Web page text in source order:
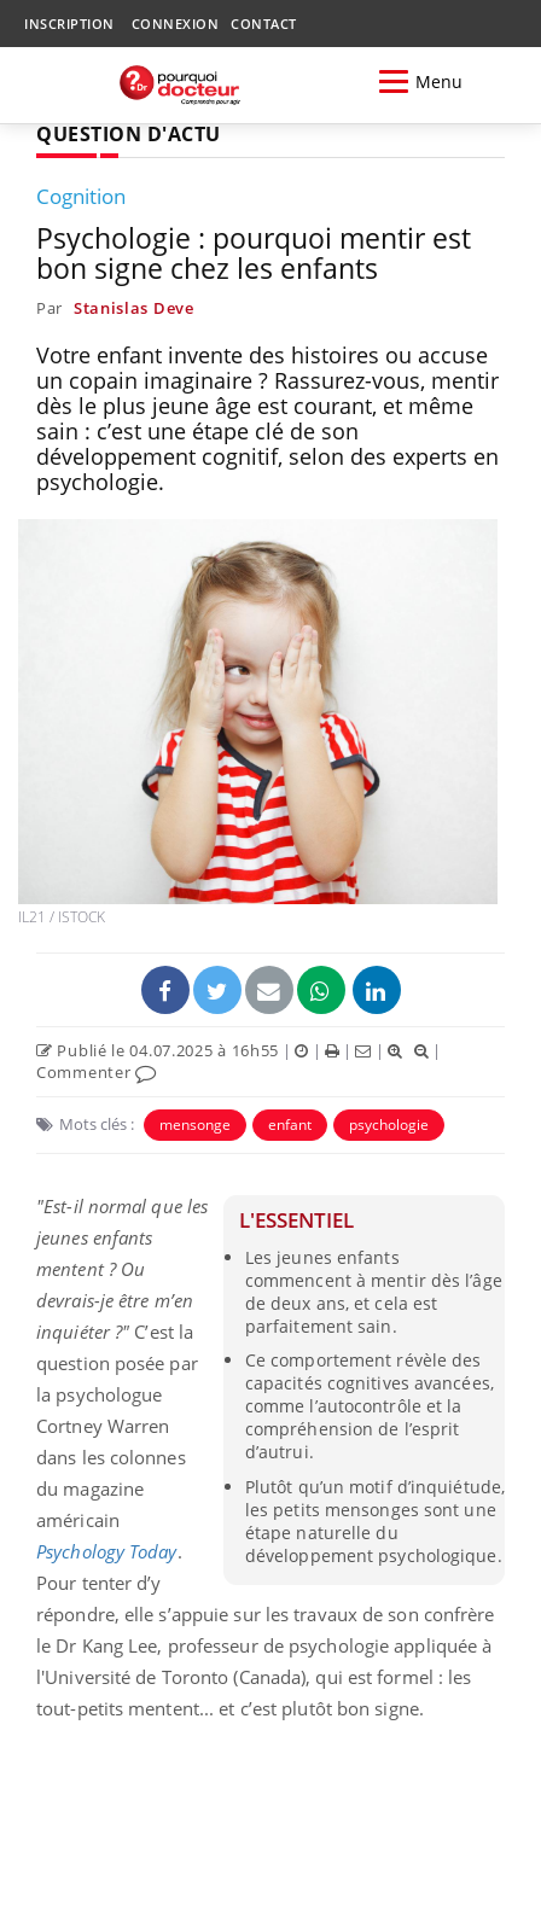
INSCRIPTION CONNEXION CONTACT
Menu
QUESTION D'ACTU
Cognition
Psychologie : pourquoi mentir est
bon signe chez les enfants
Par Stanislas Deve
Votre enfant invente des histoires ou accuse
un copain imaginaire ? Rassurez-vous, mentir
dès le plus jeune âge est courant, et même
sain : c’est une étape clé de son
développement cognitif, selon des experts en
psychologie.
IL21 / ISTOCK
Publié le 04.07.2025 à 16h55 | | | |
|
Commenter
Mots clés : mensonge enfant psychologie
L'ESSENTIEL
Les jeunes enfants
commencent à mentir dès l’âge
de deux ans, et cela est
parfaitement sain.
Ce comportement révèle des
capacités cognitives avancées,
comme l’autocontrôle et la
compréhension de l’esprit
d’autrui.
Plutôt qu’un motif d’inquiétude,
les petits mensonges sont une
étape naturelle du
développement psychologique.
"Est-il normal que les
jeunes enfants
mentent ? Ou
devrais-je être m’en
inquiéter ?" C’est la
question posée par
la psychologue
Cortney Warren
dans les colonnes
du magazine
américain
Psychology Today.
Pour tenter d’y
répondre, elle s’appuie sur les travaux de son confrère
le Dr Kang Lee, professeur de psychologie appliquée à
l'Université de Toronto (Canada), qui est formel : les
tout-petits mentent... et c’est plutôt bon signe.